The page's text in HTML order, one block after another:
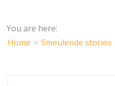
You are here:
Home
Smeulende stories